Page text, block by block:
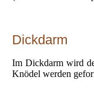
Dickdarm
Im Dickdarm wird
Knödel werden